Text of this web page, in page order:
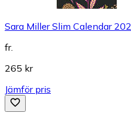
Sara Miller Slim Calendar
fr.
265 kr
Jämför pris